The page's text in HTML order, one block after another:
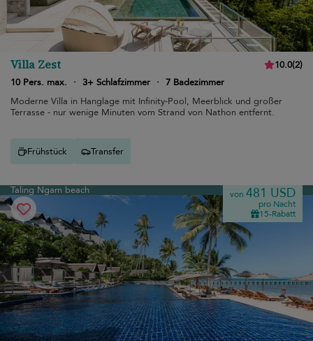
Villa Zest 10.0(2)
10 Pers. max.
· 3+ Schlafzimmer · 7 Badezimmer
Moderne Villa in Hanglage mit Infinity-Pool, Meerblick und großer
Terrasse - nur wenige Minuten vom Strand von Nathon entfernt.
Frühstück Transfer
Taling Ngam beach von 481 USD
pro Nacht
15-Rabatt